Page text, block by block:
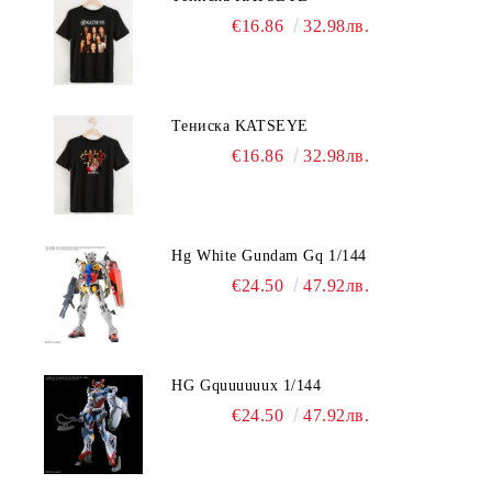
€16.86 32.98лв.
Тениска KATSEYE
€16.86 32.98лв.
Hg White Gundam Gq 1/144
€24.50 47.92лв.
HG Gquuuuuux 1/144
€24.50 47.92лв.